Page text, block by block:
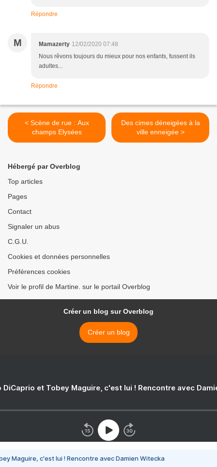
Répondre
M Mamazerty 12/02/2020 07:48
Nous rêvons toujours du mieux pour nos enfants, fussent ils
adultes...
Répondre
< Scène de rue : Aux
champs Elysées
Des cimes déneigées à la
ville enneigée >
Hébergé par Overblog
Top articles
Pages
Contact
Signaler un abus
C.G.U.
Cookies et données personnelles
Préférences cookies
Voir le profil de Martine. sur le portail Overblog
Créer un blog sur Overblog
Créer un blog
DiCaprio et Tobey Maguire, c'est lui ! Rencontre avec
Maguire, c'est lui ! Rencontre avec Damien Witecka